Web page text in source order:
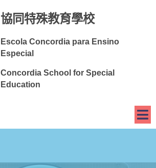
協同特殊教育學校
Escola Concordia para Ensino
Especial
Concordia School for Special
Education